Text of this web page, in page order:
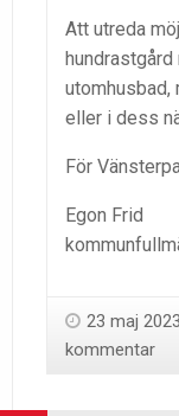
Att utreda
utomhusbad,
eller i dess
För
Egon Frid
23 maj 2023
kommentar